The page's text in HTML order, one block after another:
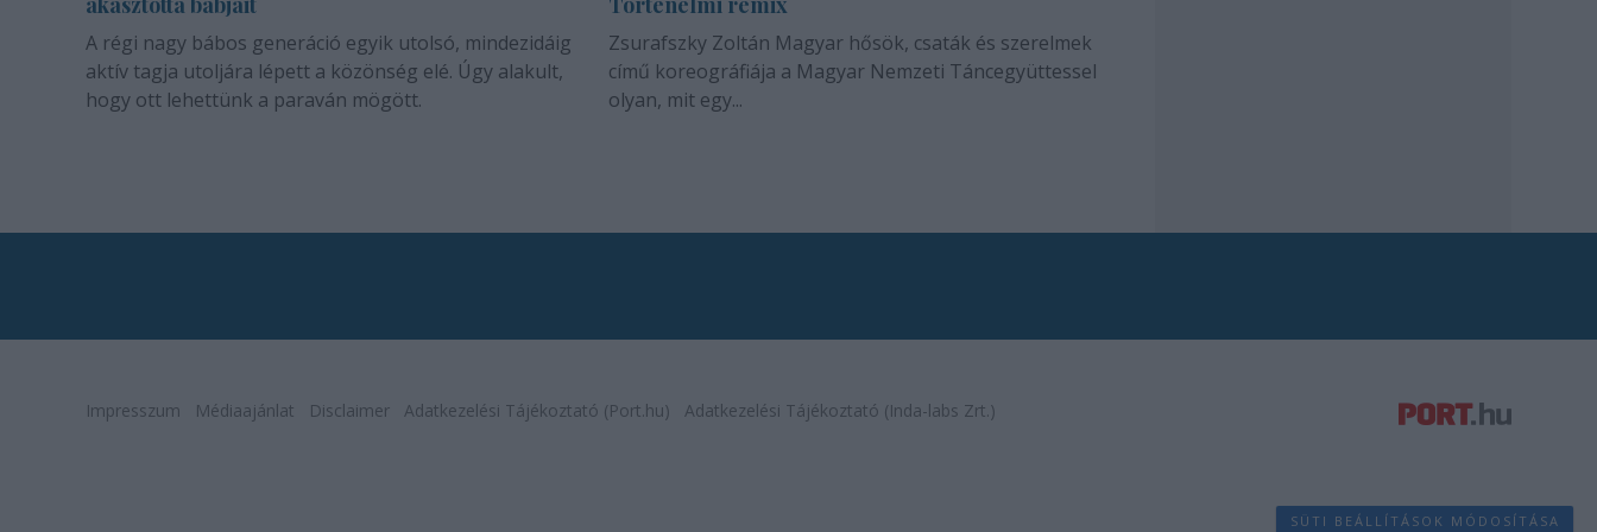
A régi nagy bábos generáció egyik utolsó, mindezidáig
aktív tagja utoljára lépett a közönség elé. Úgy alakult,
hogy ott lehettünk a paraván mögött.
Zsurafszky Zoltán Magyar hősök, csaták és szerelmek
című koreográfiája a Magyar Nemzeti Táncegyüttessel
olyan, mit egy...
Impresszum Médiaajánlat Disclaimer Adatkezelési Tájékoztató (Port.hu) Adatkezelési Tájékoztató (Inda-labs Zrt.)
SÜTI BEÁLLÍTÁSOK MÓDOSÍTÁSA